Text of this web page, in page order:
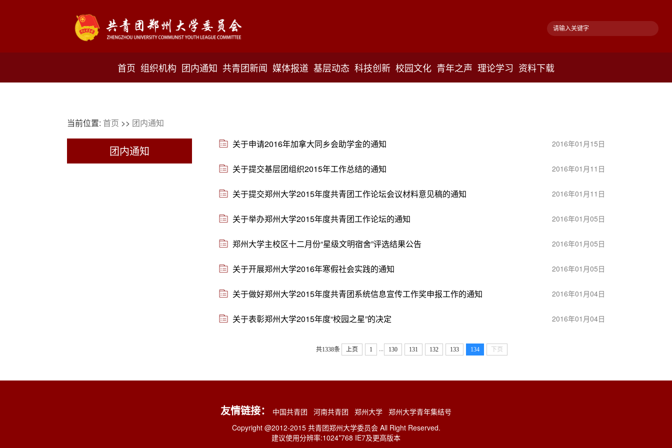
首页 组织机构 团内通知 共青团新闻 媒体报道 基层动态 科技创新 校园文化 青年之声 理论学习 资料下载
当前位置: 首页 >> 团内通知
团内通知 关于申请2016年加拿大同乡会助学金的通知 2016年01月15日
关于提交基层团组织2015年工作总结的通知 2016年01月11日
关于提交郑州大学2015年度共青团工作论坛会议材料意见稿的通知 2016年01月11日
关于举办郑州大学2015年度共青团工作论坛的通知 2016年01月05日
郑州大学主校区十二月份“星级文明宿舍”评选结果公告 2016年01月05日
关于开展郑州大学2016年寒假社会实践的通知 2016年01月05日
关于做好郑州大学2015年度共青团系统信息宣传工作奖申报工作的通知 2016年01月04日
关于表彰郑州大学2015年度“校园之星”的决定 2016年01月04日
共1338条 上页 1 130 131 132 133 134 下页
友情链接： 中国共青团 河南共青团 郑州大学 郑州大学青年集结号
Copyright @2012-2015 共青团郑州大学委员会 All Right Reserved.
建议使用分辨率:1024*768 IE7及更高版本